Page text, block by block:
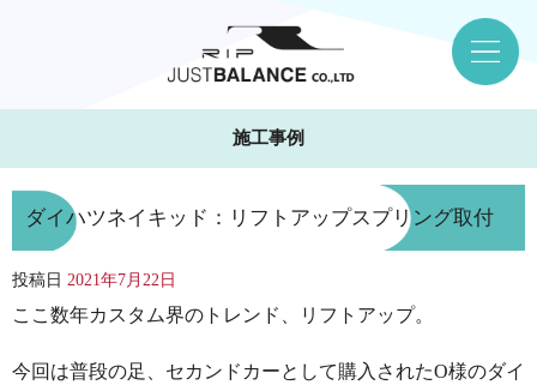
施工事例
ダイハツネイキッド：リフトアップスプリング取付
投稿日 2021年7月22日
ここ数年カスタム界のトレンド、リフトアップ。
今回は普段の足、セカンドカーとして購入されたO様のダイ